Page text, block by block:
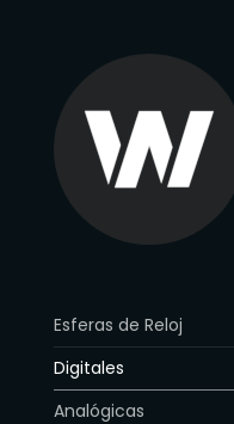
Esferas de Reloj
Digitales
Analógicas